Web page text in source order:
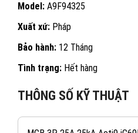
Model: A9F94325
Xuất xứ: Pháp
Bảo hành: 12 Tháng
Tình trạng: Hết hàng
THÔNG SỐ KỸ THUẬT